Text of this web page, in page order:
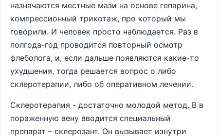
назначаются местные мази на основе гепарина,
компрессионный трикотаж, про который мы
говорили. И человек просто наблюдается. Раз в
полгода-год проводится повторный осмотр
флеболога, и, если дальше появляются какие-то
ухудшения, тогда решается вопрос о либо
склеротерапии, либо об оперативном лечении.
Склеротерапия - достаточно молодой метод. В в
пораженную вену вводится специальный
препарат – склерозант. Он вызывает изнутри